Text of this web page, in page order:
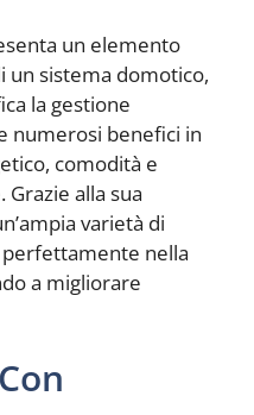
un elemento
un sistema domotico,
la gestione
numerosi benefici in
comodità e
alla sua
varietà di
perfettamente nella
a migliorare